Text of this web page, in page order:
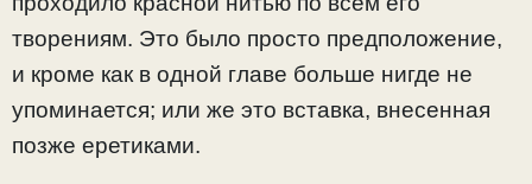
творениям. Это было просто предположение,
и кроме как в одной главе больше нигде не
упоминается; или же это вставка, внесенная
позже еретиками.